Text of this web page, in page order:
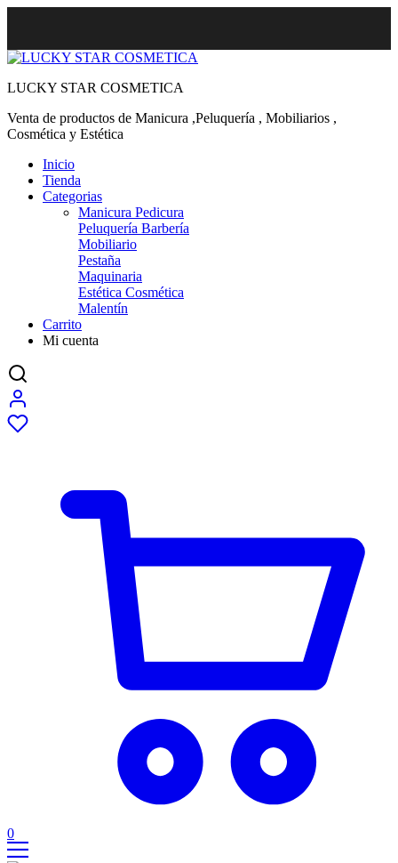
LUCKY STAR COSMETICA
Venta de productos de Manicura ,Peluquería , Mobiliarios ,
Cosmética y Estética
Inicio
Tienda
Categorias
Manicura Pedicura
Peluquería Barbería
Mobiliario
Pestaña
Maquinaria
Estética Cosmética
Malentín
Carrito
Mi cuenta
0